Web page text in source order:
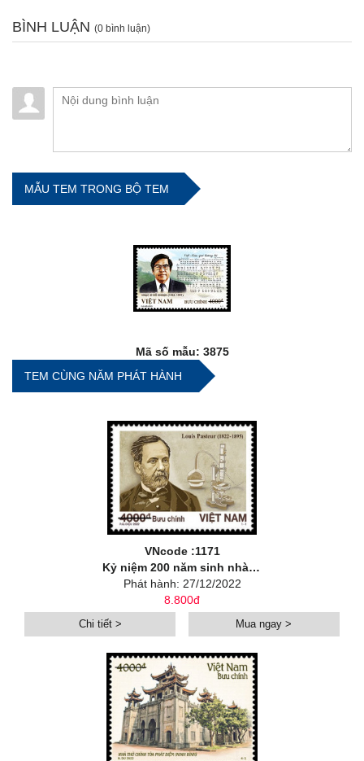
BÌNH LUẬN (0 bình luận)
MẪU TEM TRONG BỘ TEM
Mã số mẫu: 3875
TEM CÙNG NĂM PHÁT HÀNH
VNcode :1171
Kỷ niệm 200 năm sinh nhà khoa học Louis Pasteur (1822-1895)
Phát hành: 27/12/2022
8.800đ
Chi tiết > Mua ngay >